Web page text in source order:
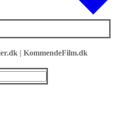
| KommendeFilm.dk